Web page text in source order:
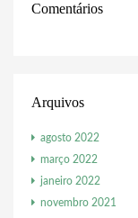
Comentários
Arquivos
agosto 2022
março 2022
janeiro 2022
novembro 2021